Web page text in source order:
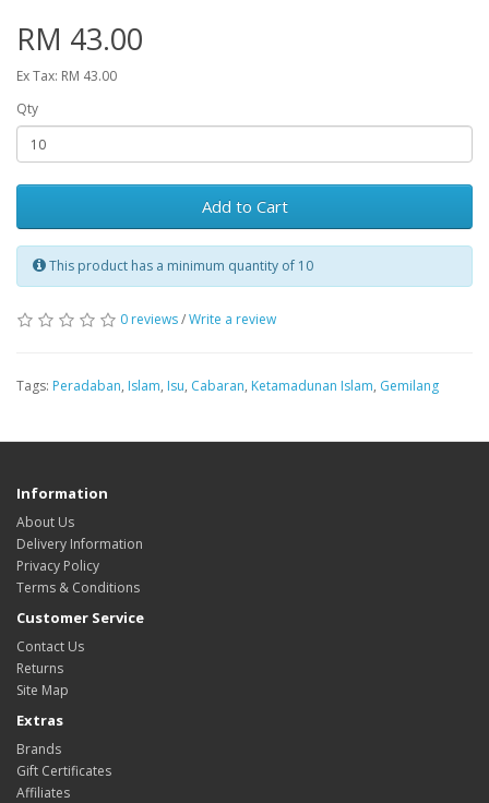
RM 43.00
Ex Tax: RM 43.00
Qty
Add to Cart
This product has a minimum quantity of 10
0 reviews/Write a review
Tags: Peradaban, Islam, Isu, Cabaran, Ketamadunan Islam, Gemilang
Information
About Us
Delivery Information
Privacy Policy
Terms & Conditions
Customer Service
Contact Us
Returns
Site Map
Extras
Brands
Gift Certificates
Affiliates